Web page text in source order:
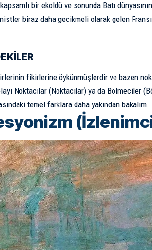
bir ekoldü ve sonunda Batı
biraz daha gecikmeli olarak gelen
fikirlerine öykünmüşlerdir ve bazen
Noktacılar (Noktacılar) ya da Bölmeciler
temel farklara daha yakından bakalım.